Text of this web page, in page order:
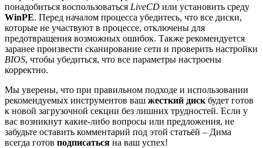
понадобиться воспользоваться LiveCD или установить среду
WinPE. Перед началом процесса убедитесь, что все диски,
которые не участвуют в процессе, отключены для
предотвращения возможных ошибок. Также рекомендуется
заранее произвести сканирование сети и проверить настройки
BIOS, чтобы убедиться, что все параметры настроены
корректно.
Мы уверены, что при правильном подходе и использовании
рекомендуемых инструментов ваш жесткий диск будет готов
к новой загрузочной секции без лишних трудностей. Если у
вас возникнут какие-либо вопросы или предложения, не
забудьте оставить комментарий под этой статьёй – Дима
всегда готов подписаться на ваш успех!